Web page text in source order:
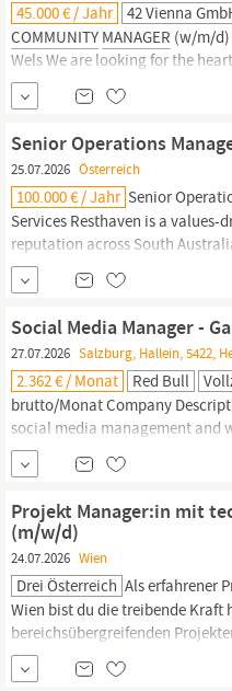
45.000 € / Jahr 42 Vienna
COMMUNITY MANAGER (w/m/d)
Wels We are looking for the
Wels: a talented communicator
also inspire. You are a host, feel-
Senior Operations
25.07.2026 Österreich
100.000 € / Jahr Senior
Services Resthaven is a
reputation across South
genuinely puts people first.
sector is in transformation and
Social Media Manager -
27.07.2026 Salzburg, Hallein, 5422,
2.362 € / Monat Red Bull
brutto/Monat Company
social media management and
games and esports? Then this
Media
Manageris responsible
Projekt Manager:in mit
(m/w/d)
24.07.2026 Wien
Drei Österreich Als erfahrener
Wien bist du die treibende Kraft
bereichsübergreifenden
übernimmst die Verantwortung
Konzeption, der